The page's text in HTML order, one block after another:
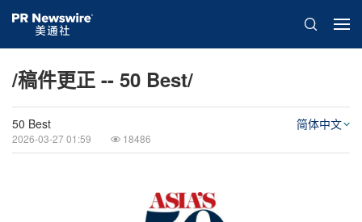
/稿件更正 -- 50 Best/
50 Best
2026-03-27 01:59 18486
简体中文